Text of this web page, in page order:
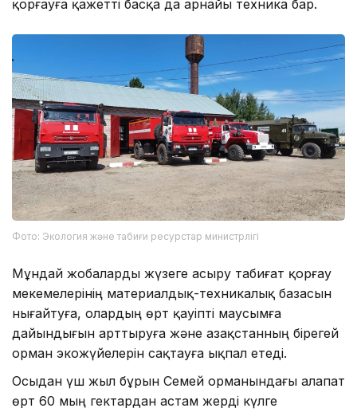
қорғауға қажетті басқа да арнайы техника бар.
Фото: Экология және табиғи ресурстар министрлігі
Мұндай жобаларды жүзеге асыру табиғат қорғау
мекемелерінің материалдық-техникалық базасын
нығайтуға, олардың өрт қауіпті маусымға
дайындығын арттыруға және Қазақстанның бірегей
орман экожүйелерін сақтауға ықпал етеді.
Осыдан үш жыл бұрын Семей орманындағы алапат
өрт 60 мың гектардан астам жерді күлге